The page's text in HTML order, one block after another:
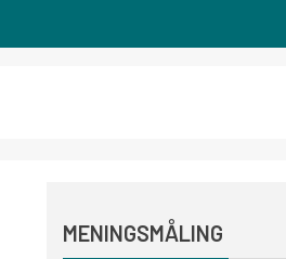
MENINGSMÅLING